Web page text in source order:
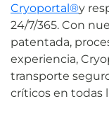
Cryoportal®y
24/7/365. Con
patentada,
experiencia,
transporte
críticos en todas